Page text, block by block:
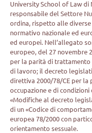
University School of Law
responsabile del Settore
ordina, rispetto alle
normativo nazionale ed
ed europei. Nell’allegato
europeo, del 27 novembre
per la parità di trattamento
di lavoro; il decreto
direttiva 2000/78/CE per
occupazione e di
«Modifiche al decreto
di un «Codice di
europea 78/2000 con
orientamento sessuale.